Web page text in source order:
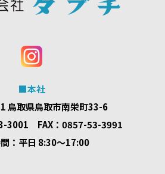
■本社
鳥取県鳥取市南栄町33-6
3001 FAX：0857-53-3991
：平日 8:30～17:00